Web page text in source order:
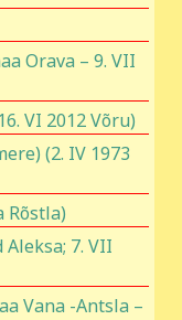
Orava – 9. VII
VI 2012 Võru)
(2. IV 1973
Rõstla)
7. VII
Vana -Antsla –